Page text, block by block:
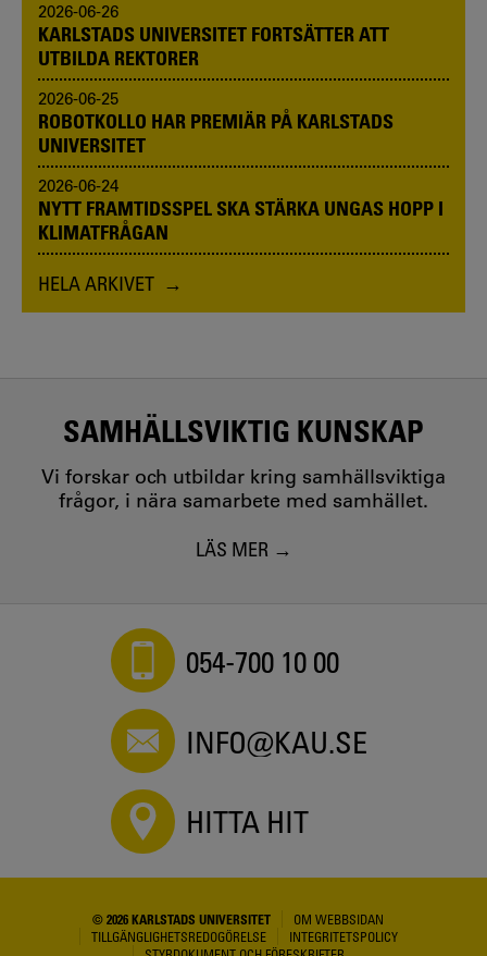
2026-06-26
KARLSTADS UNIVERSITET FORTSÄTTER ATT
UTBILDA REKTORER
2026-06-25
ROBOTKOLLO HAR PREMIÄR PÅ KARLSTADS
UNIVERSITET
2026-06-24
NYTT FRAMTIDSSPEL SKA STÄRKA UNGAS HOPP I
KLIMATFRÅGAN
HELA ARKIVET
SAMHÄLLSVIKTIG KUNSKAP
Vi forskar och utbildar kring samhällsviktiga
frågor, i nära samarbete med samhället.
LÄS MER
054-700 10 00
INFO@KAU.SE
HITTA HIT
© 2026 KARLSTADS UNIVERSITET
OM WEBBSIDAN
TILLGÄNGLIGHETSREDOGÖRELSE
INTEGRITETSPOLICY